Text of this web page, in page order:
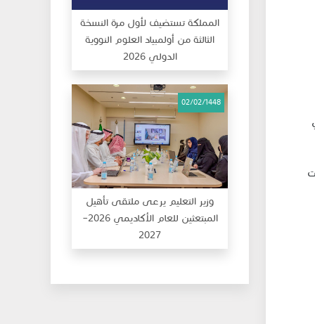
المملكة تستضيف لأول مرة النسخة
الثالثة من أولمبياد العلوم النووية
الدولي 2026
02/02/1448
وزير التعليم يرعى ملتقى تأهيل
المبتعثين للعام الأكاديمي 2026–
2027